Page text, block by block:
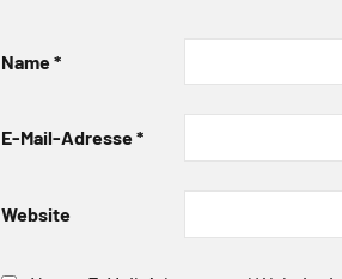
Name*
E-Mail-Adresse*
Website